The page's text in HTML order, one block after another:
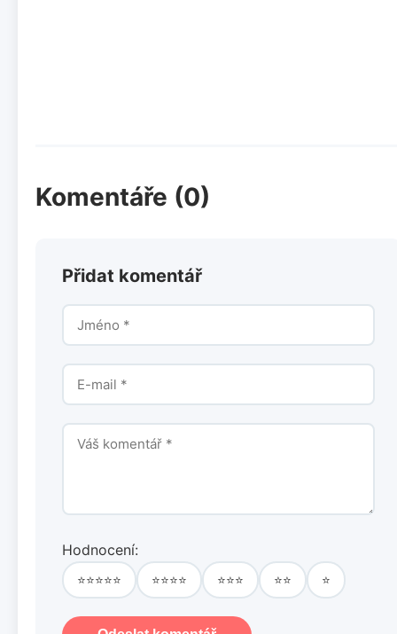
Komentáře (0)
Přidat komentář
Hodnocení:
⭐⭐⭐⭐⭐ ⭐⭐⭐⭐ ⭐⭐⭐ ⭐⭐ ⭐